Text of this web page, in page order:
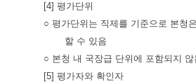
[4] 평가단위
○ 평가단위는 직제를 기준으로 본청
할 수 있음
○ 본청 내 국장급 단위에 포함되지
[5] 평가자와 확인자